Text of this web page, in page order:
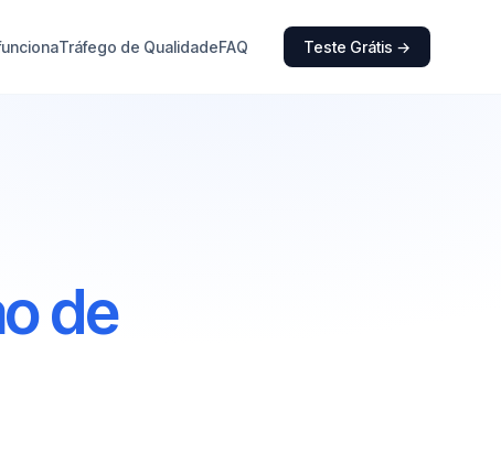
Tráfego de QualidadeFAQ Teste Grátis →
de